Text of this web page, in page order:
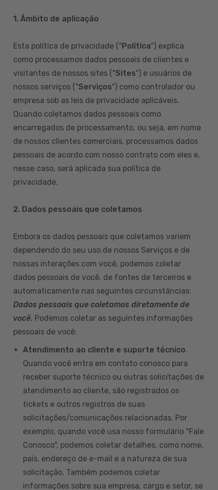
1. Âmbito de aplicação
Esta política de privacidade ("Política") explica
como processamos dados pessoais de clientes e
visitantes de nossos sites ("Sites") e usuários de
nossos serviços ("Serviços") como controlador ou
empresa sob as leis de privacidade aplicáveis.
Quando coletamos dados pessoais como
encarregados de processamento, ou seja, em nome
de nossos clientes comerciais, processamos dados
pessoais de acordo com nosso contrato com eles e,
nesse caso, será aplicada sua política de
privacidade.
2. Dados pessoais que coletamos
Embora os dados pessoais que coletamos variem
dependendo do seu uso de nossos Serviços e de
nossas interações com você, podemos coletar
dados pessoais de você, de fontes de terceiros e
automaticamente nas seguintes circunstâncias:
Dados pessoais que coletamos diretamente de
você. Podemos coletar as seguintes informações
pessoais de você:
Atendimento ao cliente e suporte técnico.
Quando você entra em contato conosco para
receber suporte técnico ou outras solicitações de
atendimento ao cliente, são registrados os
tickets e outros registros de suas
solicitações/comunicações relacionadas. Por
exemplo, quando você usa nosso formulário "Fale
Conosco", podemos coletar detalhes, como nome,
país, endereço de e-mail e a natureza de sua
solicitação. Também podemos coletar
informações sobre sua empresa, cargo e setor, se